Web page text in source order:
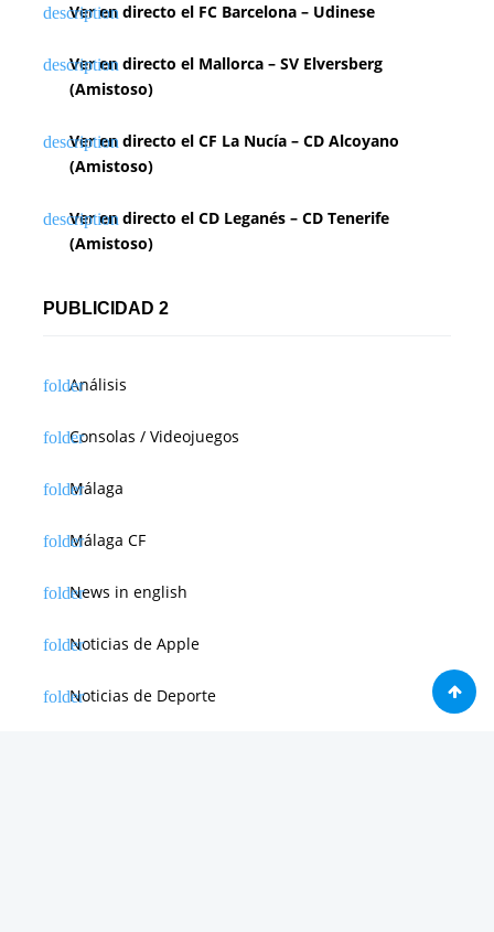
Ver en directo el FC Barcelona – Udinese
Ver en directo el Mallorca – SV Elversberg
(Amistoso)
Ver en directo el CF La Nucía – CD Alcoyano
(Amistoso)
Ver en directo el CD Leganés – CD Tenerife
(Amistoso)
PUBLICIDAD 2
Análisis
Consolas / Videojuegos
Málaga
Málaga CF
News in english
Noticias de Apple
Noticias de Deporte